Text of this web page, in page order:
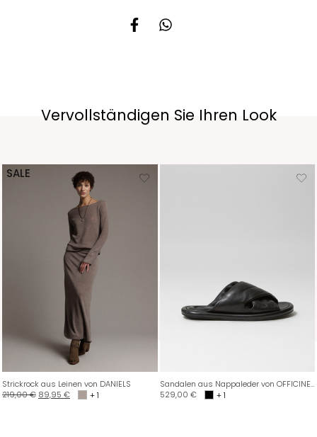
Vervollständigen Sie Ihren Look
SALE
Strickrock aus Leinen von DANIELS
219,00€ 89,95 € + 1
Sandalen aus Nappaleder von OFFICINE CREATIVE
529,00 € + 1